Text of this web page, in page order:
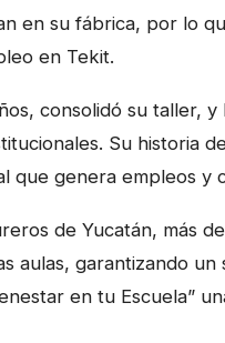
en su fábrica, por lo
en Tekit.
consolidó su taller,
Su historia
que genera empleos y
de Yucatán, más
aulas, garantizando
en tu Escuela”